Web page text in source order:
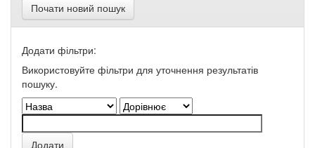
Почати новий пошук
Додати фільтри:
Використовуйте фільтри для уточнення результатів
пошуку.